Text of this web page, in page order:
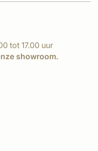
tot 17.00 uur
showroom.